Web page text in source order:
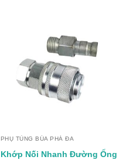
PHỤ TÙNG BÚA PHÁ ĐA
Khớp Nối Nhanh Đường Ống